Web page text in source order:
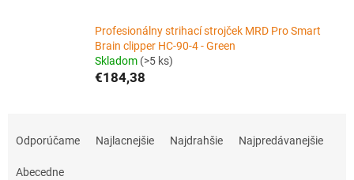
Profesionálny strihací strojček MRD Pro Smart
Brain clipper HC-90-4 - Green
Skladom (>5 ks)
€184,38
Odporúčame Najlacnejšie Najdrahšie Najpredávanejšie
Abecedne